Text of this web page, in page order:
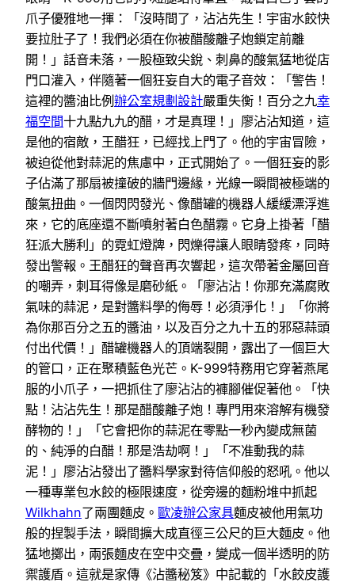
爪子優雅地一揮：「沒時間了，沾沾先生！宇宙水餃快
要拉肚子了！我們必須在你被醋酸離子炮鎖定前離
開！」話音未落，一股極致尖銳、刺鼻的酸氣猛地從店
門口灌入，伴隨著一個狂妄自大的電子音效：「警告！
這裡的醬油比例 辦公室規劃設計嚴重失衡！百分之九幸
福空間十九點九九的醋，才是真理！」廖沾沾知道，這
是他的宿敵，王醋狂，已經找上門了。他的宇宙冒險，
被迫從他對蒜泥的焦慮中，正式開始了。一個狂妄的影
子佔滿了那扇被撞破的牆門邊緣，光線一瞬間被極端的
酸氣扭曲。一個閃閃發光、像醋罐的機器人緩緩漂浮進
來，它的底座還不斷噴射著白色醋霧。它身上掛著「醋
狂派大勝利」的霓虹燈牌，閃爍得讓人眼睛發疼，同時
發出警報。王醋狂的聲音再次響起，這次帶著金屬回音
的嘲弄，刺耳得像是磨砂紙。「廖沾沾！你那充滿腐敗
氣味的蒜泥，是對醬料學的侮辱！必須淨化！」「你將
為你那百分之五的醬油，以及百分之九十五的邪惡蒜頭
付出代價！」醋罐機器人的頂端裂開，露出了一個巨大
的管口，正在聚積藍色光芒。K-999特務用它穿著燕尾
服的小爪子，一把抓住了廖沾沾的褲腳催促著他。「快
點！沾沾先生！那是醋酸離子炮！專門用來溶解有機發
酵物的！」「它會把你的蒜泥在零點一秒內變成無菌
的、純淨的白醋！那是浩劫啊！」「不准動我的蒜
泥！」廖沾沾發出了醬料學家對待信仰般的怒吼。他以
一種專業包水餃的極限速度，從旁邊的麵粉堆中抓起
Wilkhahn了兩團麵皮。 歐凌辦公家具麵皮被他用氣功
般的捏製手法，瞬間擴大成直徑三公尺的巨大麵皮。他
猛地擲出，兩張麵皮在空中交疊，變成一個半透明的防
禦護盾。這就是家傳《沾醬秘笈》中記載的「水餃皮護